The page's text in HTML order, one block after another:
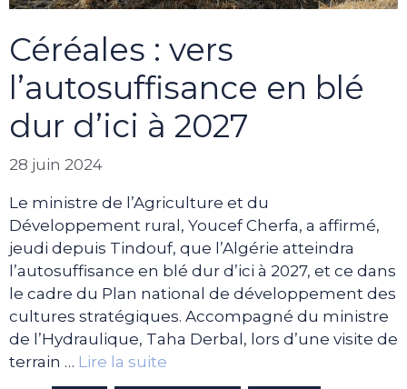
Céréales : vers
l’autosuffisance en blé
dur d’ici à 2027
28 juin 2024
Le ministre de l’Agriculture et du
Développement rural, Youcef Cherfa, a affirmé,
jeudi depuis Tindouf, que l’Algérie atteindra
l’autosuffisance en blé dur d’ici à 2027, et ce dans
le cadre du Plan national de développement des
cultures stratégiques. Accompagné du ministre
de l’Hydraulique, Taha Derbal, lors d’une visite de
terrain … Lire la suite